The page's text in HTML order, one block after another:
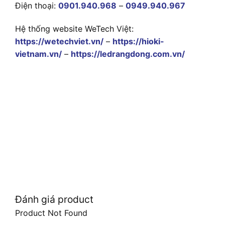
Điện thoại: 0901.940.968 – 0949.940.967
Hệ thống website WeTech Việt:
https://wetechviet.vn/ – https://hioki-
vietnam.vn/ – https://ledrangdong.com.vn/
Đánh giá product
Product Not Found